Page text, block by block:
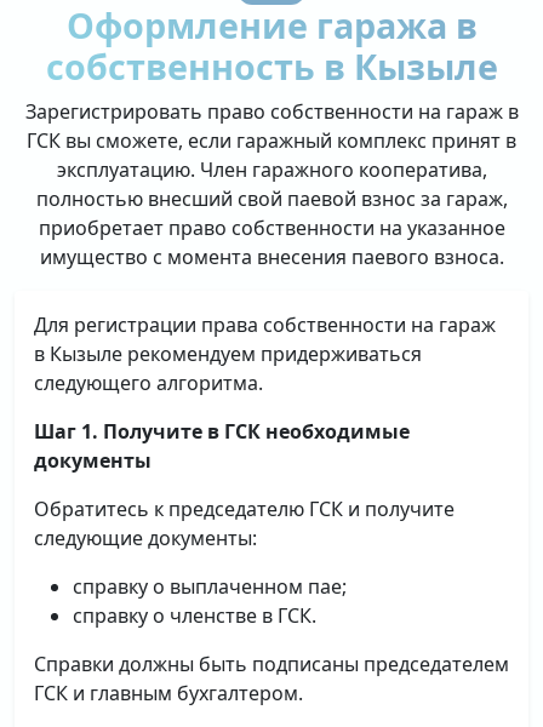
Оформление гаража в
собственность в Кызыле
Зарегистрировать право собственности на гараж в
ГСК вы сможете, если гаражный комплекс принят в
эксплуатацию. Член гаражного кооператива,
полностью внесший свой паевой взнос за гараж,
приобретает право собственности на указанное
имущество с момента внесения паевого взноса.
Для регистрации права собственности на гараж
в Кызыле рекомендуем придерживаться
следующего алгоритма.
Шаг 1. Получите в ГСК необходимые
документы
Обратитесь к председателю ГСК и получите
следующие документы:
справку о выплаченном пае;
справку о членстве в ГСК.
Справки должны быть подписаны председателем
ГСК и главным бухгалтером.